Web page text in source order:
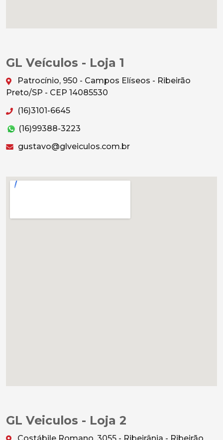
GL Veículos - Loja 1
Patrocínio, 950 - Campos Elíseos - Ribeirão
Preto/SP - CEP 14085530
(16)3101-6645
(16)99388-3223
gustavo@glveiculos.com.br
GL Veiculos - Loja 2